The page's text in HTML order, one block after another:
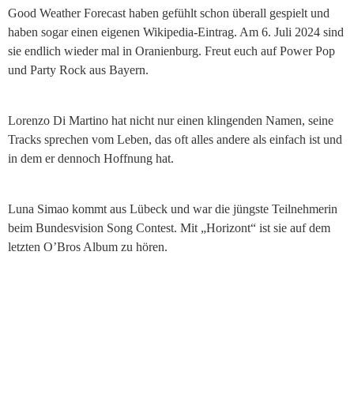
Good Weather Forecast haben gefühlt schon überall gespielt und
haben sogar einen eigenen Wikipedia-Eintrag. Am 6. Juli 2024 sind
sie endlich wieder mal in Oranienburg. Freut euch auf Power Pop
und Party Rock aus Bayern.
Lorenzo Di Martino hat nicht nur einen klingenden Namen, seine
Tracks sprechen vom Leben, das oft alles andere als einfach ist und
in dem er dennoch Hoffnung hat.
Luna Simao kommt aus Lübeck und war die jüngste Teilnehmerin
beim Bundesvision Song Contest. Mit „Horizont“ ist sie auf dem
letzten O’Bros Album zu hören.